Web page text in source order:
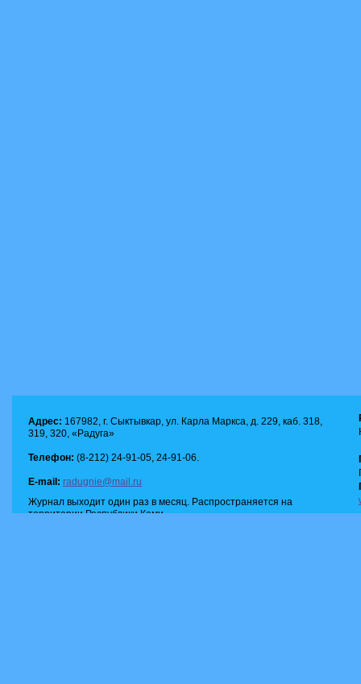
Адрес: 167982, г. Сыктывкар, ул. Карла Маркса, д. 229, каб. 318,
319, 320, «Радуга»
Телефон: (8-212) 24-91-05, 24-91-06.
E-mail: radugnie@mail.ru
Журнал выходит один раз в месяц. Распространяется на
территории Республики Коми.